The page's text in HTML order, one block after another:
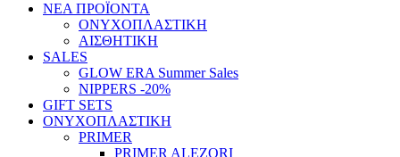
ΝΕΑ ΠΡΟΪΟΝΤΑ
ΟΝΥΧΟΠΛΑΣΤΙΚΗ
ΑΙΣΘΗΤΙΚΗ
SALES
GLOW ERA Summer Sales
NIPPERS -20%
GIFT SETS
ΟΝΥΧΟΠΛΑΣΤΙΚΗ
PRIMER
PRIMER ALEZORI